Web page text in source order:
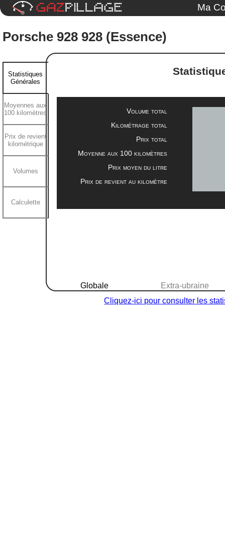
Ma
Porsche 928 928 (Essence)
Volume total
Kilométrage total
Prix total
Moyenne aux 100 kilomètres
Prix moyen du litre
Prix de revient au kilomètre
Extra-ubraine
Globale
Statistiques
Générales
Moyennes aux
100 kilomètres
Prix de revient
kilométrique
Volumes
Calculette
Cliquez-ici pour consulter les